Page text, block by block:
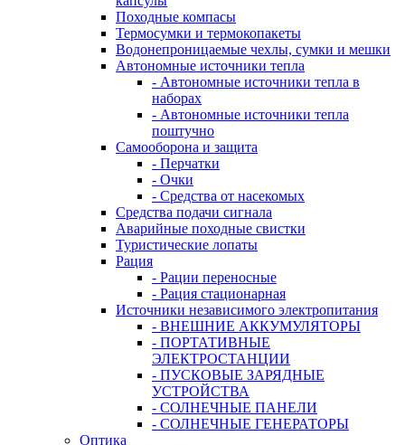
Походные компасы
Термосумки и термокопакеты
Водонепроницаемые чехлы, сумки и мешки
Автономные источники тепла
- Автономные источники тепла в
наборах
- Автономные источники тепла
поштучно
Самооборона и защита
- Перчатки
- Очки
- Средства от насекомых
Средства подачи сигнала
Аварийные походные свистки
Туристические лопаты
Рация
- Рации переносные
- Рация стационарная
Источники независимого электропитания
- ВНЕШНИЕ АККУМУЛЯТОРЫ
- ПОРТАТИВНЫЕ
ЭЛЕКТРОСТАНЦИИ
- ПУСКОВЫЕ ЗАРЯДНЫЕ
УСТРОЙСТВА
- СОЛНЕЧНЫЕ ПАНЕЛИ
- СОЛНЕЧНЫЕ ГЕНЕРАТОРЫ
Оптика